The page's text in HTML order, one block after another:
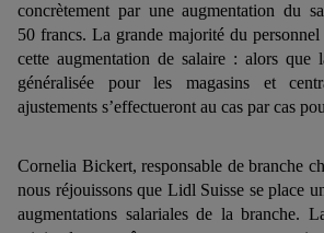
concrètement par une augmentation du
50 francs. La grande majorité du
cette augmentation de salaire : alors que
généralisée pour les magasins et
ajustements s’effectueront au cas par cas
Cornelia Bickert, responsable de branche
nous réjouissons que Lidl Suisse se place
augmentations salariales de la branche.